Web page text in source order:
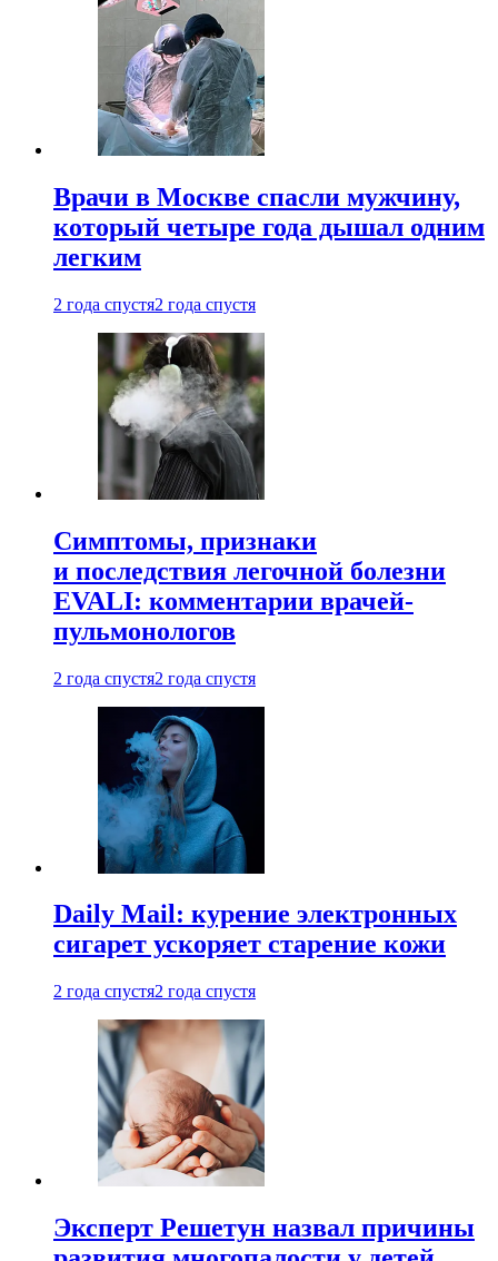
Врачи в Москве спасли мужчину,
который четыре года дышал одним
легким
2 года спустя2 года спустя
Симптомы, признаки
и последствия легочной болезни
EVALI: комментарии врачей-
пульмонологов
2 года спустя2 года спустя
Daily Mail: курение электронных
сигарет ускоряет старение кожи
2 года спустя2 года спустя
Эксперт Решетун назвал причины